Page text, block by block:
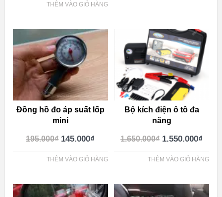
THÊM VÀO GIỎ HÀNG
Đồng hồ đo áp suất lốp
mini
195.000₫ 145.000₫
THÊM VÀO GIỎ HÀNG
Bộ kích điện ô tô đa
năng
1.650.000₫ 1.550.000₫
THÊM VÀO GIỎ HÀNG